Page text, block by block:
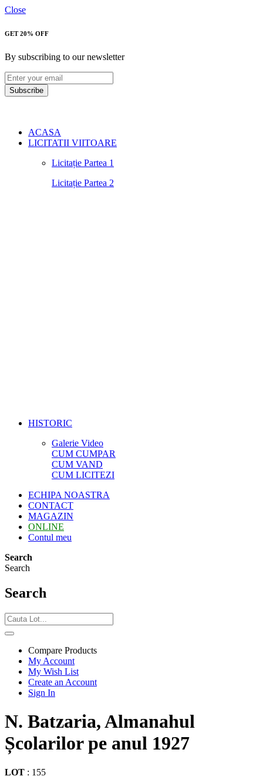
Close
GET 20% OFF
By subscribing to our newsletter
Subscribe
ACASA
LICITATII VIITOARE
Licitație Partea 1
Licitație Partea 2
HISTORIC
Galerie Video
CUM CUMPAR
CUM VAND
CUM LICITEZI
ECHIPA NOASTRA
CONTACT
MAGAZIN
ONLINE
Contul meu
Search
Search
Search
Compare Products
My Account
My Wish List
Create an Account
Sign In
N. Batzaria, Almanahul
Școlarilor pe anul 1927
LOT : 155